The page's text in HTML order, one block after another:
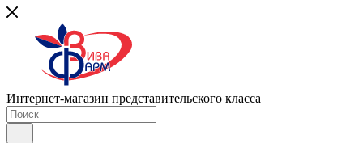
Интернет-магазин представительского класса